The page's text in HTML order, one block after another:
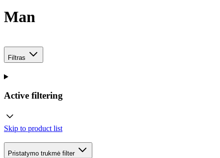
Man
Filtras
Active filtering
Skip to product list
Pristatymo trukmė filter